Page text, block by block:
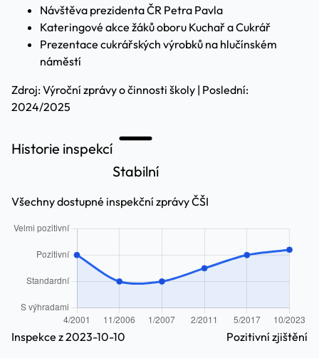
Návštěva prezidenta ČR Petra Pavla
Kateringové akce žáků oboru Kuchař a Cukrář
Prezentace cukrářských výrobků na hlučínském
náměstí
Zdroj: Výroční zprávy o činnosti školy | Poslední:
2024/2025
Historie inspekcí
Stabilní
Všechny dostupné inspekční zprávy ČŠI
Inspekce z 2023-10-10 Pozitivní zjištění